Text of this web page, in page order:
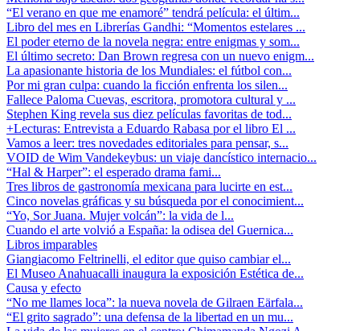
“El verano en que me enamoré” tendrá película: el últim...
Libro del mes en Librerías Gandhi: “Momentos estelares ...
El poder eterno de la novela negra: entre enigmas y som...
El último secreto: Dan Brown regresa con un nuevo enigm...
La apasionante historia de los Mundiales: el fútbol con...
Por mi gran culpa: cuando la ficción enfrenta los silen...
Fallece Paloma Cuevas, escritora, promotora cultural y ...
Stephen King revela sus diez películas favoritas de tod...
+Lecturas: Entrevista a Eduardo Rabasa por el libro El ...
Vamos a leer: tres novedades editoriales para pensar, s...
VOID de Wim Vandekeybus: un viaje dancístico internacio...
“Hal & Harper”: el esperado drama fami...
Tres libros de gastronomía mexicana para lucirte en est...
Cinco novelas gráficas y su búsqueda por el conocimient...
“Yo, Sor Juana. Mujer volcán”: la vida de l...
Cuando el arte volvió a España: la odisea del Guernica...
Libros imparables
Giangiacomo Feltrinelli, el editor que quiso cambiar el...
El Museo Anahuacalli inaugura la exposición Estética de...
Causa y efecto
“No me llames loca”: la nueva novela de Gilraen Eärfala...
“El grito sagrado”: una defensa de la libertad en un mu...